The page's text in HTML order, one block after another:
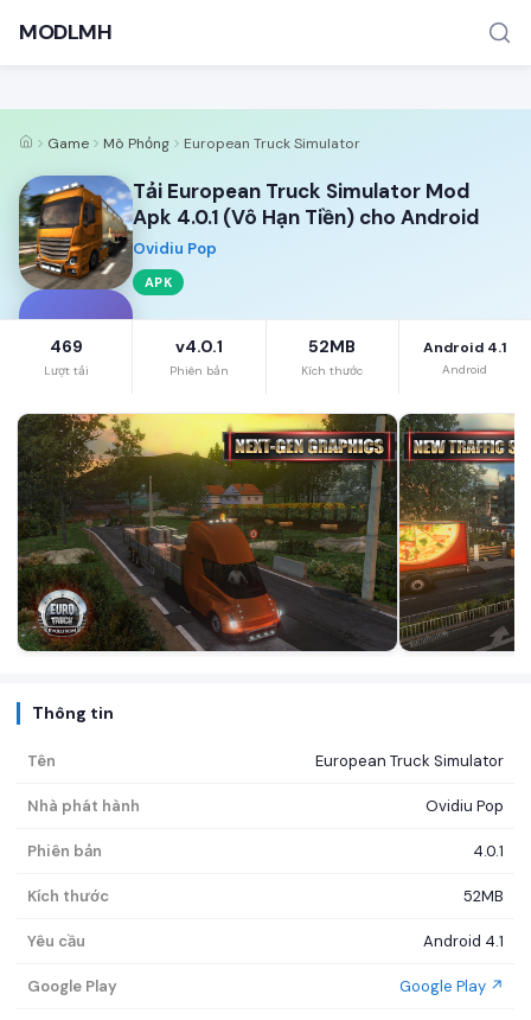
TÌM KIẾM PHỔ BIẾN
MOD APK Game offline Ứng dụng miễn phí
MODLMH
Game Mô Phỏng European Truck Simulator
E
Tải European Truck Simulator Mod
Apk 4.0.1 (Vô Hạn Tiền) cho Android
Ovidiu Pop
APK
469
Lượt tải
v4.0.1
Phiên bản
52MB
Kích thước
Android 4.1
Android
Thông tin
Tên European Truck Simulator
Nhà phát hành Ovidiu Pop
Phiên bản 4.0.1
Kích thước 52MB
Yêu cầu Android 4.1
Google Play Google Play ↗